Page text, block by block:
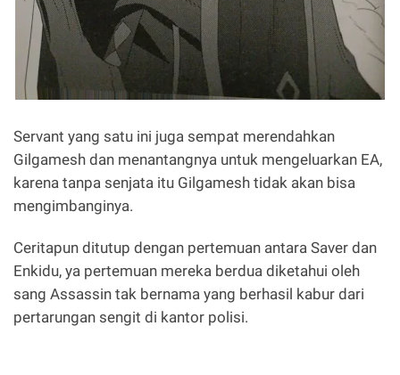
Servant yang satu ini juga sempat merendahkan
Gilgamesh dan menantangnya untuk mengeluarkan EA,
karena tanpa senjata itu Gilgamesh tidak akan bisa
mengimbanginya.
Ceritapun ditutup dengan pertemuan antara Saver dan
Enkidu, ya pertemuan mereka berdua diketahui oleh
sang Assassin tak bernama yang berhasil kabur dari
pertarungan sengit di kantor polisi.